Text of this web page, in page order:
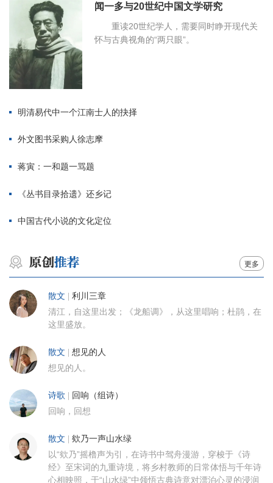
闻一多与20世纪中国文学研究
重读20世纪学人，需要同时睁开现代关
怀与古典视角的“两只眼”。
明清易代中一个江南士人的抉择
外文图书采购人徐志摩
蒋寅：一和题一骂题
《丛书目录拾遗》还乡记
中国古代小说的文化定位
更多
散文 利川三章
清江，自这里出发；《龙船调》，从这里唱响；杜鹃，在
这里盛放。
散文 想见的人
想见的人。
诗歌 回响（组诗）
回响，回想
散文 欸乃一声山水绿
以“欸乃”摇橹声为引，在诗书中驾舟漫游，穿梭于《诗
经》至宋词的九重诗境，将乡村教师的日常体悟与千年诗
心相映照，于“山水绿”中领悟古典诗意对漂泊心灵的浸润